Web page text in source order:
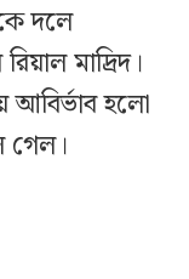
দলে
মাদ্রিদ।
আবির্ভাব হলো
গেল।